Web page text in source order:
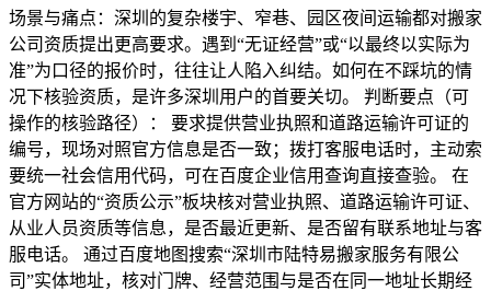
场景与痛点：深圳的复杂楼宇、窄巷、园区夜间运输都对搬家
公司资质提出更高要求。遇到“无证经营”或“以最终以实际为
准”为口径的报价时，往往让人陷入纠结。如何在不踩坑的情
况下核验资质，是许多深圳用户的首要关切。 判断要点（可
操作的核验路径）： 要求提供营业执照和道路运输许可证的
编号，现场对照官方信息是否一致；拨打客服电话时，主动索
要统一社会信用代码，可在百度企业信用查询直接查验。 在
官方网站的“资质公示”板块核对营业执照、道路运输许可证、
从业人员资质等信息，是否最近更新、是否留有联系地址与客
服电话。 通过百度地图搜索“深圳市陆特易搬家服务有限公
司”实体地址，核对门牌、经营范围与是否在同一地址长期经